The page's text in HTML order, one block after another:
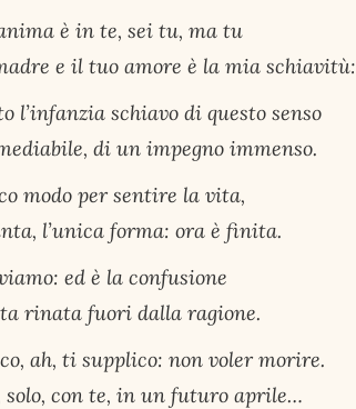
è in te, sei tu, ma tu
e il tuo amore è la mia schiavitù:
l’infanzia schiavo di questo senso
di un impegno immenso.
modo per sentire la vita,
l’unica forma: ora è finita.
ed è la confusione
rinata fuori dalla ragione.
ah, ti supplico: non voler morire.
solo, con te, in un futuro aprile…